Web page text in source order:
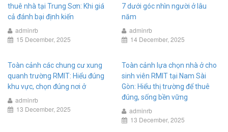
thuê nhà tại Trung Sơn: Khi giá
cả đánh bại định kiến
adminrb
15 December, 2025
7 dưới góc nhìn người ở lâu
năm
adminrb
14 December, 2025
Toàn cảnh các chung cư xung
quanh trường RMIT: Hiểu đúng
khu vực, chọn đúng nơi ở
adminrb
13 December, 2025
Toàn cảnh lựa chọn nhà ở cho
sinh viên RMIT tại Nam Sài
Gòn: Hiểu thị trường để thuê
đúng, sống bền vững
adminrb
13 December, 2025